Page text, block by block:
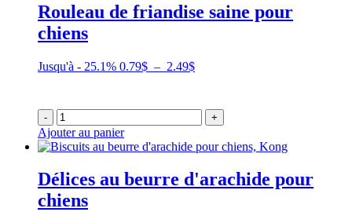
Rouleau de friandise saine pour
chiens
Jusqu'à - 25.1% 0.79$ – 2.49$Plage
0.79$
à
- +
Ajouter au panier
Délices au beurre d'arachide pour
chiens